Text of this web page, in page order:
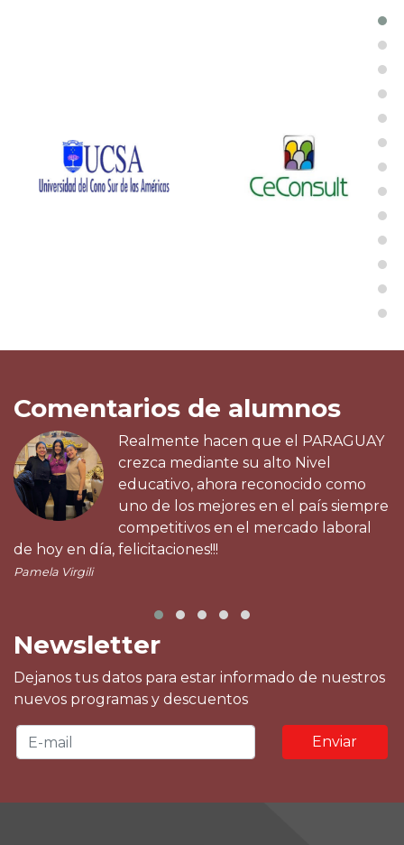
Comentarios de alumnos
Realmente hacen que el PARAGUAY
crezca mediante su alto Nivel
educativo, ahora reconocido como
uno de los mejores en el país siempre
competitivos en el mercado laboral
de hoy en día, felicitaciones!!!
Pamela Virgili
Newsletter
Dejanos tus datos para estar informado de nuestros
nuevos programas y descuentos
Enviar